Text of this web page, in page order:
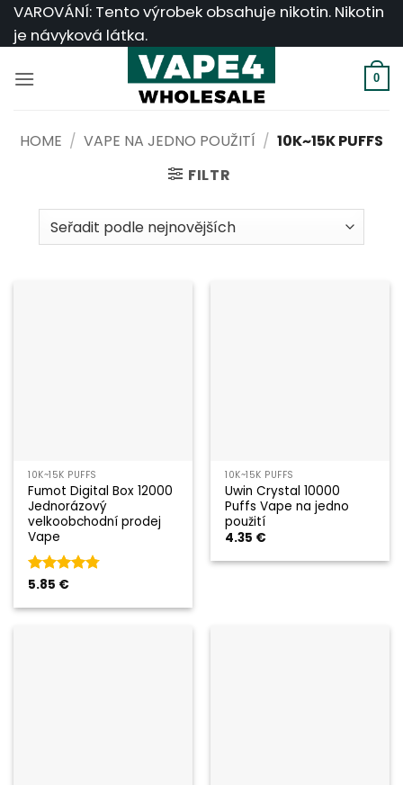
Přeskočit
na
VAROVÁNÍ: Tento výrobek obsahuje nikotin. Nikotin
je návyková látka.
0
HOME / VAPE NA JEDNO POUŽITÍ / 10K~15K PUFFS
FILTR
10K~15K PUFFS
Fumot Digital Box 12000
Jednorázový
velkoobchodní prodej
Vape
Hodnocení
5.85 €
10K~15K PUFFS
Uwin Crystal 10000
Puffs Vape na jedno
použití
4.35 €